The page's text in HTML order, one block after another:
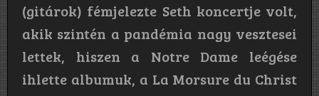
(gitárok) fémjelezte Seth koncertje volt,
akik szintén a pandémia nagy vesztesei
lettek, hiszen a Notre Dame leégése
ihlette albumuk, a La Morsure du Christ